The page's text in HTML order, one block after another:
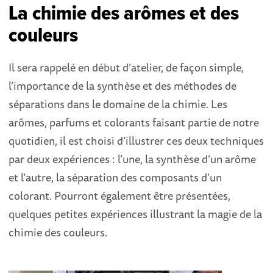
La chimie des arômes et des
couleurs
Il sera rappelé en début d’atelier, de façon simple,
l’importance de la synthèse et des méthodes de
séparations dans le domaine de la chimie. Les
arômes, parfums et colorants faisant partie de notre
quotidien, il est choisi d’illustrer ces deux techniques
par deux expériences : l’une, la synthèse d’un arôme
et l’autre, la séparation des composants d’un
colorant. Pourront également être présentées,
quelques petites expériences illustrant la magie de la
chimie des couleurs.